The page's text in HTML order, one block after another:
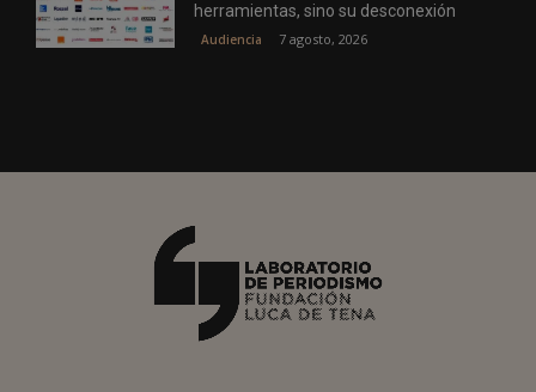
herramientas, sino su desconexión
Audiencia 7 agosto, 2026